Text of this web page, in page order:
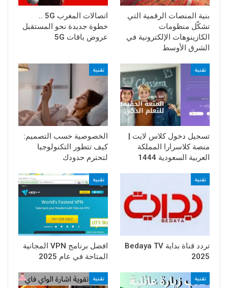
بنية المنصات الرقمية التي
تشكّل منظومات
الكازينوهات الإلكترونية في
الشرق الأوسط
اتصالات المغرب 5G ..
خطوة جديدة نحو المستقبل
عروض باقات 5G
تقنية
تسجيل دخول كلاس لايت |
منصة كلاسرارا المملكة
العربية السعودية 1444
تقنية
الخصوصية حسب التصميم:
كيف تتطور التكنولوجيا
لتحترم حدودك
تقنية
تردد قناة بداية Bedaya TV
2025
تقنية
افضل برنامج VPN المجانية
المتاحة في عام 2025
تقنية تقنية